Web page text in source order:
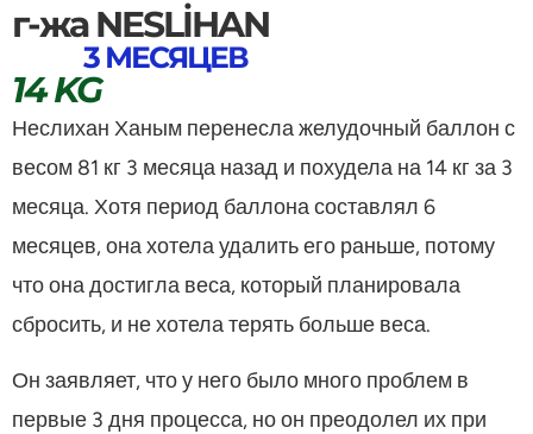
г-жа NESLİHAN
3 МЕСЯЦЕВ
14 KG
Неслихан Ханым перенесла желудочный баллон с
весом 81 кг 3 месяца назад и похудела на 14 кг за 3
месяца. Хотя период баллона составлял 6
месяцев, она хотела удалить его раньше, потому
что она достигла веса, который планировала
сбросить, и не хотела терять больше веса.
Он заявляет, что у него было много проблем в
первые 3 дня процесса, но он преодолел их при